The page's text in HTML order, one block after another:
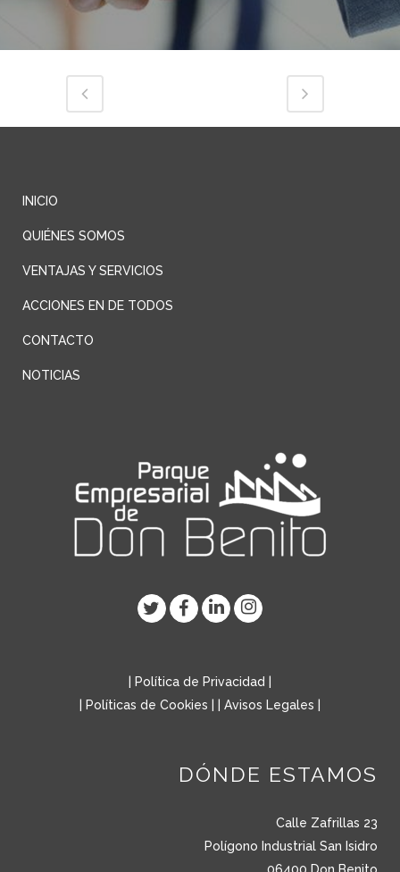
INICIO
QUIÉNES SOMOS
VENTAJAS Y SERVICIOS
ACCIONES EN DE TODOS
CONTACTO
NOTICIAS
Política de Privacidad
Políticas de Cookies Avisos Legales
DÓNDE ESTAMOS
Calle Zafrillas 23
Polígono Industrial San Isidro